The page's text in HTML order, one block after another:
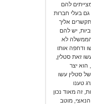
להם
בעלי חברות
אליך
יש להם
הממשלה לא
ודחפה אותו
זאת סטלין,
עמו, הוא יצר
סטלין עשו
טענו
זה מאוד נכון
מוטב